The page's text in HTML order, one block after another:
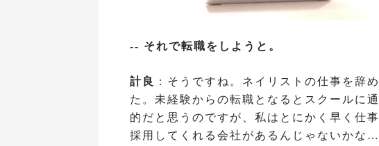
-- それで転職をしようと。
計良
：そうですね。ネイリストの仕事を辞
た。未経験からの転職となるとスクールに
的だと思うのですが、私はとにかく早く仕
採用してくれる会社があるんじゃないかな